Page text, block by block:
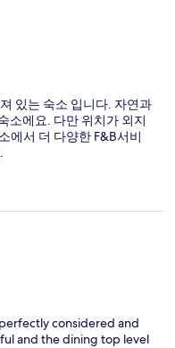
있는 숙소 입니다. 자연과
소에요. 다만 위치가 외지
에서 더 다양한 F&B서비
considered and
and the dining top level